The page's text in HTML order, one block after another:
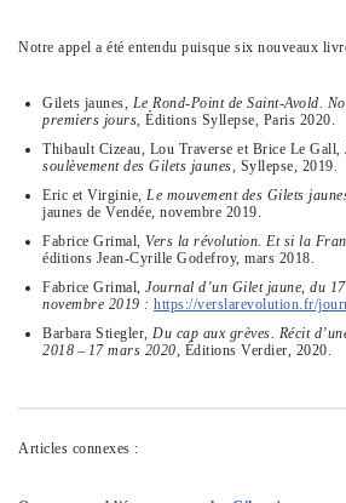
Notre appel a été entendu puisque six nouveaux
Gilets jaunes, Le Rond-Point de Saint-Avold.
premiers jours, Éditions Syllepse, Paris 2020.
Thibault Cizeau, Lou Traverse et Brice Le Gall,
soulèvement des Gilets jaunes, Syllepse, 2019.
Eric et Virginie, Le mouvement des Gilets
jaunes de Vendée, novembre 2019.
Fabrice Grimal, Vers la révolution. Et si la
éditions Jean-Cyrille Godefroy, mars 2018.
Fabrice Grimal, Journal d’un Gilet jaune, du
novembre 2019 : https://verslarevolution.fr/
Barbara Stiegler, Du cap aux grèves. Récit
2018 – 17 mars 2020, Éditions Verdier, 2020.
Articles connexes :